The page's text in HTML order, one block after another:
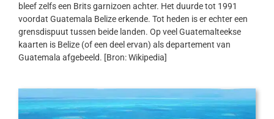
bleef zelfs een Brits garnizoen achter. Het duurde tot 1991
voordat Guatemala Belize erkende. Tot heden is er echter een
grensdispuut tussen beide landen. Op veel Guatemalteekse
kaarten is Belize (of een deel ervan) als departement van
Guatemala afgebeeld. [Bron: Wikipedia]